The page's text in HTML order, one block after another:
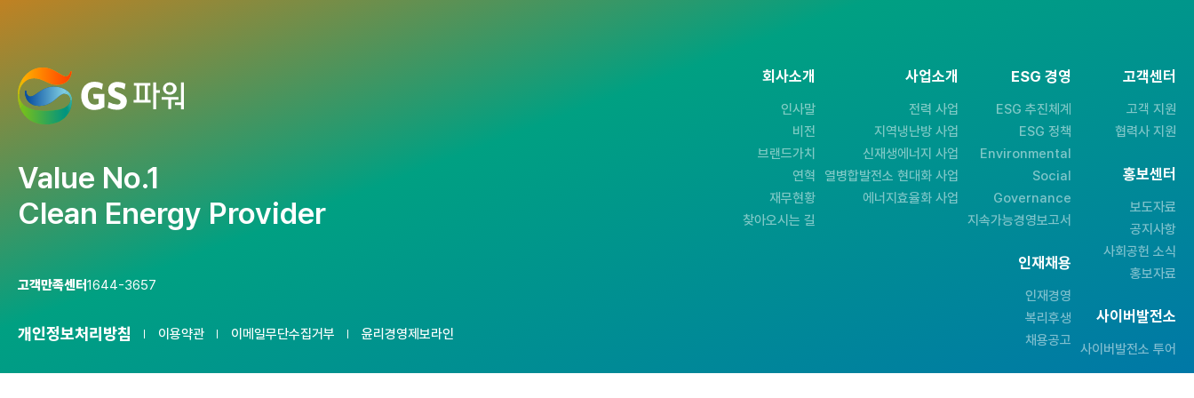
Value No.1
Clean Energy Provider
고객만족센터1644-3657
개인정보처리방침 이용약관 이메일무단수집거부 윤리경영제보라인
회사소개
인사말
비전
브랜드가치
연혁
재무현황
찾아오시는 길
사업소개
전력 사업
지역냉난방 사업
신재생에너지 사업
열병합발전소 현대화 사업
에너지효율화 사업
ESG 경영
ESG 추진체계
ESG 정책
Environmental
Social
Governance
지속가능경영보고서
인재채용
인재경영
복리후생
채용공고
고객센터
고객 지원
협력사 지원
홍보센터
보도자료
공지사항
사회공헌 소식
홍보자료
사이버발전소
사이버발전소 투어